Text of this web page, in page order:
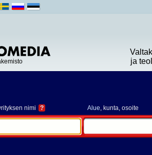
ja
nimi ? Alue, kunta, osoite